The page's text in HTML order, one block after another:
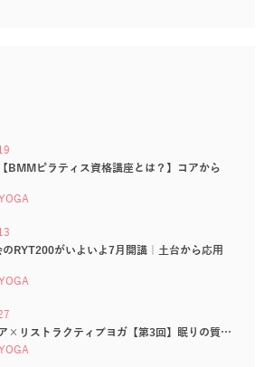
BMMピラティス資格講座とは？】コアから
のRYT200がいよいよ7月開講｜土台から応用
×リストラクティブヨガ【第3回】眠りの質…